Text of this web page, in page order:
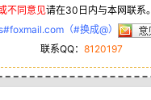
不同意见请在30日内与本网联系。
（#换成@）
联系QQ： 8120197